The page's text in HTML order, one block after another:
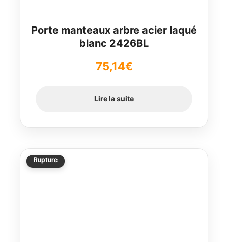
Porte manteaux arbre acier laqué
blanc 2426BL
75,14€
Lire la suite
Rupture